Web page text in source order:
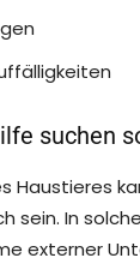
suchen
Haustieres
sein. In
externer